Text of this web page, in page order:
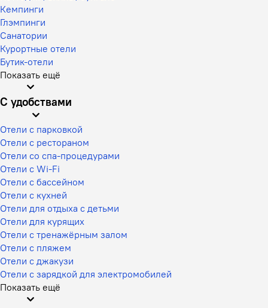
Кемпинги
Глэмпинги
Санатории
Курортные отели
Бутик-отели
Показать ещё
С удобствами
Отели с парковкой
Отели с рестораном
Отели со спа-процедурами
Отели с Wi-Fi
Отели с бассейном
Отели с кухней
Отели для отдыха с детьми
Отели для курящих
Отели с тренажёрным залом
Отели с пляжем
Отели с джакузи
Отели с зарядкой для электромобилей
Показать ещё